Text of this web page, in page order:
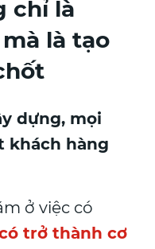
chỉ là
là tạo
dựng, mọi
khách hàng
ở việc có
trở thành cơ